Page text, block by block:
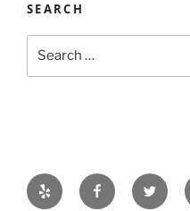
SEARCH
Yelp FacebookTwitter